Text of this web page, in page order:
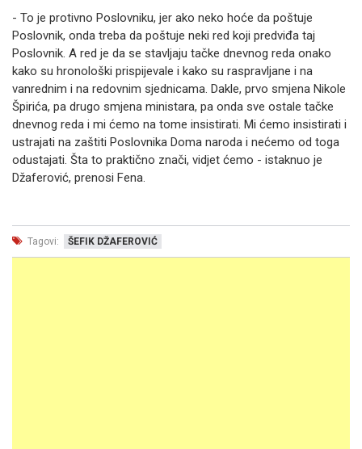
- To je protivno Poslovniku, jer ako neko hoće da poštuje
Poslovnik, onda treba da poštuje neki red koji predviđa taj
Poslovnik. A red je da se stavljaju tačke dnevnog reda onako
kako su hronološki prispijevale i kako su raspravljane i na
vanrednim i na redovnim sjednicama. Dakle, prvo smjena Nikole
Špirića, pa drugo smjena ministara, pa onda sve ostale tačke
dnevnog reda i mi ćemo na tome insistirati. Mi ćemo insistirati i
ustrajati na zaštiti Poslovnika Doma naroda i nećemo od toga
odustajati. Šta to praktično znači, vidjet ćemo - istaknuo je
Džaferović, prenosi Fena.
Tagovi: ŠEFIK DŽAFEROVIĆ